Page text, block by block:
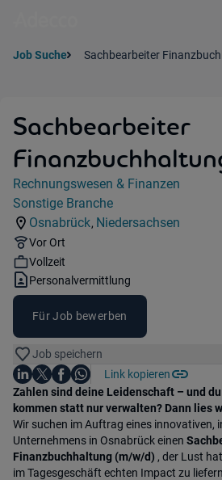
Job Suche Sachbearbeiter
Sachbearbeiter
Jobdetails
Kategorie:
Rechnungswesen & Finanzen
Industry:
Sonstige Branche
Standorte:
Osnabrück,
Region:
Niedersachsen
Remote Option:
Vor Ort
Workhours:
Vollzeit
Vertragsart:
Personalvermittlung
Für Job bewerben
Job speichern
Teile diesen Job
Auf LinkedIn teilen
Auf X teilen
Auf Facebook teilen
Auf WhatsApp teilen
Link kopieren
Einleitung
Zahlen sind deine Leidenschaft – und
kommen statt nur verwalten? Dann lies
Wir suchen im Auftrag eines innovativen,
Unternehmens in Osnabrück einen
Finanzbuchhaltung (m/w/d) , der Lust
im Tagesgeschäft echten Impact zu